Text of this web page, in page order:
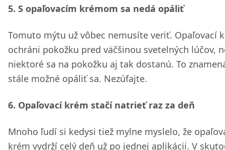
5. S opaľovacím krémom sa nedá opáliť
Tomuto mýtu už vôbec nemusíte veriť. Opaľovací
ochráni pokožku pred väčšinou svetelných lúčov,
niektoré sa na pokožku aj tak dostanú. To
stále možné opáliť sa. Nezúfajte.
6. Opaľovací krém stačí natrieť raz za deň
Mnoho ľudí si kedysi tiež mylne myslelo, že
krém vydrží celý deň už po jednej aplikácii. V